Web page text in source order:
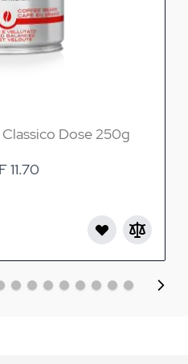
Dose 250g
11.70